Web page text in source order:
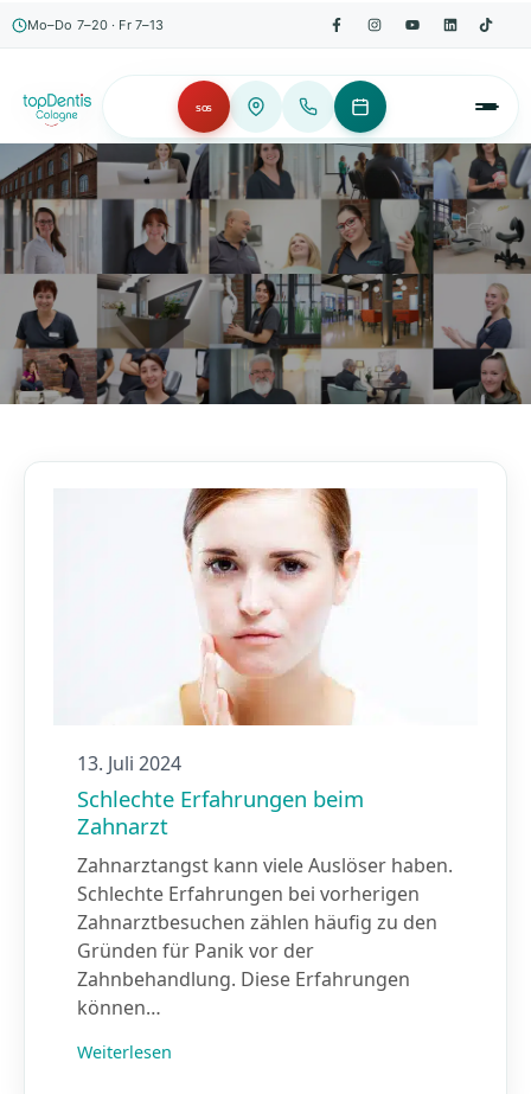
Mo–Do 7–20 · Fr 7–13
SOS
Unser Blog
13. Juli 2024
Schlechte Erfahrungen beim
Zahnarzt
Zahnarztangst kann viele Auslöser haben.
Schlechte Erfahrungen bei vorherigen
Zahnarztbesuchen zählen häufig zu den
Gründen für Panik vor der
Zahnbehandlung. Diese Erfahrungen
können…
Weiterlesen